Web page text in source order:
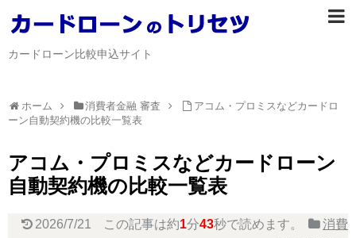
カードローン比較申込サイト
ホーム 消費者金融 審査
アコム・プロミスなどカードロ
ーン自動契約機の比較一覧表
アコム・プロミスなどカードローン
自動契約機の比較一覧表
2026/7/21 この記事は約1分43秒で読めます。
消費